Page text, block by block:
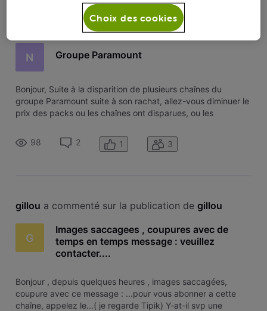
a aimé la publication de Nazet
N Groupe Paramount
Bonjour, Suite à la disparition de plusieurs chaînes du
groupe Paramount suite à son rachat, allez-vous diminuer le
prix des packs ou les chaînes ont disparues, ou les
98
2 1 3
gillou a commenté sur la publication de gillou
G
Images saccagees , coupures avec de
temps en temps message : veuillez
contacter....
Bonjour , depuis quelques heures , images saccagées,
coupure avec ce message : ...pour vous abonner a cette
chaîne, appelez le...( je regarde Tipik) Y-at-il svp une
Choix des cookies